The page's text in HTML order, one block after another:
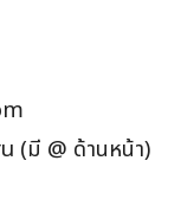
(มี @ ด้านหน้า)